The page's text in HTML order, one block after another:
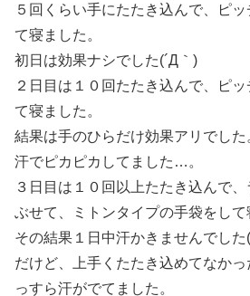
５回くらい手にたたき込んで、ピ
て寝ました。
初日は効果ナシでした(´Д｀)
２日目は１０回たたき込んで、ピ
て寝ました。
結果は手のひらだけ効果アリでし
汗でピカピカしてました…。
３日目は１０回以上たたき込んで
ぶせて、ミトンタイプの手袋をして
その結果１日中汗かきませんでした
だけど、上手くたたき込めてなか
っすら汗がでてました。